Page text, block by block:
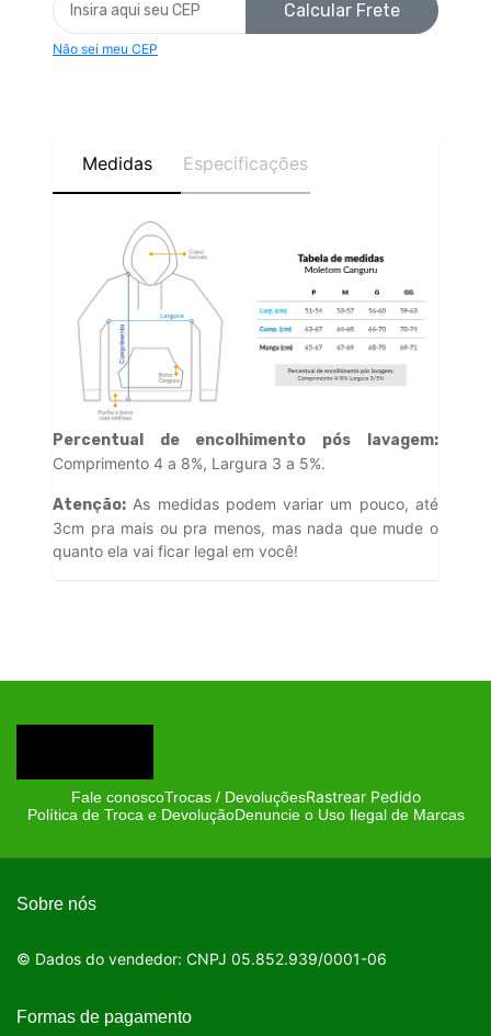
Calcular Frete
Não sei meu CEP
Medidas Especificações
Percentual de encolhimento pós lavagem:
Comprimento 4 a 8%, Largura 3 a 5%.
Atenção: As medidas podem variar um pouco, até
3cm pra mais ou pra menos, mas nada que mude o
quanto ela vai ficar legal em você!
Fale conoscoTrocas / DevoluçõesRastrear Pedido
Política de Troca e DevoluçãoDenuncie o Uso Ilegal de Marcas
Sobre nós
© Dados do vendedor: CNPJ 05.852.939/0001-06
Formas de pagamento